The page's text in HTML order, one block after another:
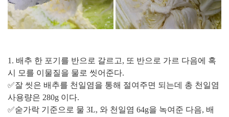
1. 배추 한 포기를 반으로 갈르고, 또 반으로 가르 다음에 혹
시 모를 이물질을 물로 씻어준다.
✅잘 씻은 배추를 천일염을 통해 절여주면 되는데 총 천일염
사용량은 280g 이다.
✅숟가락 기준으로 물 3L, 와 천일염 64g을 녹여준 다음, 배